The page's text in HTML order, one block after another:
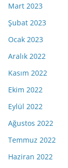
Mart 2023
Şubat 2023
Ocak 2023
Aralık 2022
Kasım 2022
Ekim 2022
Eylül 2022
Ağustos 2022
Temmuz 2022
Haziran 2022